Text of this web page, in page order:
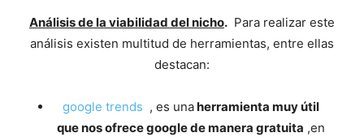
Análisis de la viabilidad del nicho. Para realizar este
análisis existen multitud de herramientas, entre ellas
destacan:
google trends , es unaherramienta muy útil
que nos ofrece google de manera gratuita ,en